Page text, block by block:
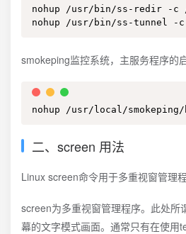
nohup /usr/bin/ss-redir -c
nohup /usr/bin/ss-tunnel -
smokeping监控系统，主服务程序的
nohup /usr/local/
二、screen 用法
Linux screen命令用于多重视窗管理程
screen为多重视窗管理程序。此处所
幕的文字模式画面。通常只有在使用